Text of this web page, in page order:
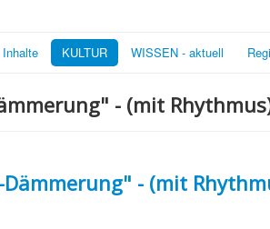
KULTUR WISSEN - aktuell
- (mit
Dämmerung" - (mit